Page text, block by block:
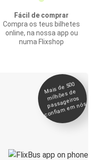
Fácil de comprar
Compra os teus bilhetes
online, na nossa app ou
numa Flixshop
Mais de 500
milhões de
passageiros
confia
m e
m nós